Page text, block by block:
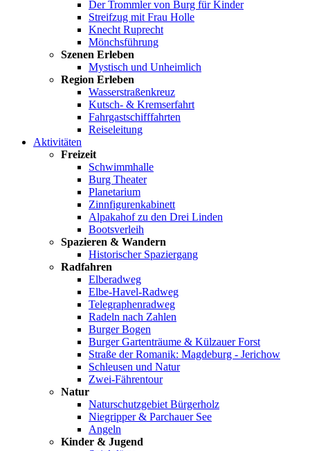
Der Trommler von Burg für Kinder
Streifzug mit Frau Holle
Knecht Ruprecht
Mönchsführung
Szenen Erleben
Mystisch und Unheimlich
Region Erleben
Wasserstraßenkreuz
Kutsch- & Kremserfahrt
Fahrgastschifffahrten
Reiseleitung
Aktivitäten
Freizeit
Schwimmhalle
Burg Theater
Planetarium
Zinnfigurenkabinett
Alpakahof zu den Drei Linden
Bootsverleih
Spazieren & Wandern
Historischer Spaziergang
Radfahren
Elberadweg
Elbe-Havel-Radweg
Telegraphenradweg
Radeln nach Zahlen
Burger Bogen
Burger Gartenträume & Külzauer Forst
Straße der Romanik: Magdeburg - Jerichow
Schleusen und Natur
Zwei-Fährentour
Natur
Naturschutzgebiet Bürgerholz
Niegripper & Parchauer See
Angeln
Kinder & Jugend